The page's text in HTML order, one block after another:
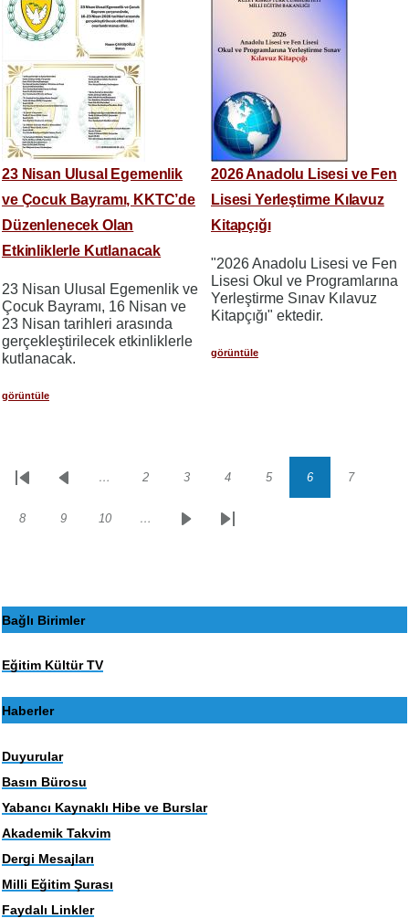
23 Nisan Ulusal Egemenlik
ve Çocuk Bayramı, KKTC’de
Düzenlenecek Olan
Etkinliklerle Kutlanacak
23 Nisan Ulusal Egemenlik ve
Çocuk Bayramı, 16 Nisan ve
23 Nisan tarihleri arasında
gerçekleştirilecek etkinliklerle
kutlanacak.
görüntüle
2026 Anadolu Lisesi ve Fen
Lisesi Yerleştirme Kılavuz
Kitapçığı
"2026 Anadolu Lisesi ve Fen
Lisesi Okul ve Programlarına
Yerleştirme Sınav Kılavuz
Kitapçığı" ektedir.
görüntüle
Sayfalama
İlk
Önceki… Sayfa
2 Sayfa
3 Sayfa
4 Sayfa
5 Sayfa
6 Sayfa
7
Sayfa
8 Sayfa
9 Sayfa
10 …
SonrakiSon
Bağlı Birimler
Eğitim Kültür TV
Haberler
Duyurular
Basın Bürosu
Yabancı Kaynaklı Hibe ve Burslar
Akademik Takvim
Dergi Mesajları
Milli Eğitim Şurası
Faydalı Linkler